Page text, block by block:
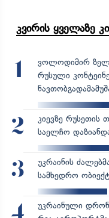
კვირის ყველაზე
1
ვოლოდიმირ
რუსული
2
კიევზე რუსეთის
საელჩო
3
უკრაინის
სამხედრო
უკრაინული